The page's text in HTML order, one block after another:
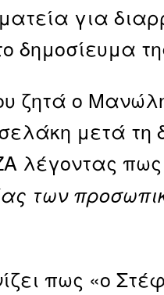
για
ζητά ο
μετά τη
λέγοντας πως
των
πως «ο